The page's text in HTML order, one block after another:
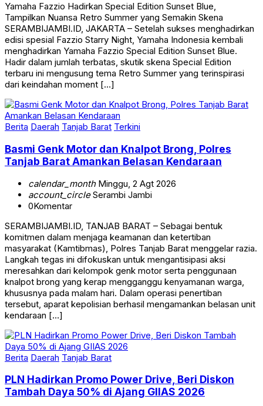
Yamaha Fazzio Hadirkan Special Edition Sunset Blue,
Tampilkan Nuansa Retro Summer yang Semakin Skena
SERAMBIJAMBI.ID, JAKARTA – Setelah sukses menghadirkan
edisi spesial Fazzio Starry Night, Yamaha Indonesia kembali
menghadirkan Yamaha Fazzio Special Edition Sunset Blue.
Hadir dalam jumlah terbatas, skutik skena Special Edition
terbaru ini mengusung tema Retro Summer yang terinspirasi
dari keindahan moment […]
Berita Daerah Tanjab Barat Terkini
Basmi Genk Motor dan Knalpot Brong, Polres
Tanjab Barat Amankan Belasan Kendaraan
calendar_monthMinggu, 2 Agt 2026
account_circleSerambi Jambi
0Komentar
SERAMBIJAMBI.ID, TANJAB BARAT – Sebagai bentuk
komitmen dalam menjaga keamanan dan ketertiban
masyarakat (Kamtibmas), Polres Tanjab Barat menggelar razia.
Langkah tegas ini difokuskan untuk mengantisipasi aksi
meresahkan dari kelompok genk motor serta penggunaan
knalpot brong yang kerap mengganggu kenyamanan warga,
khususnya pada malam hari. Dalam operasi penertiban
tersebut, aparat kepolisian berhasil mengamankan belasan unit
kendaraan […]
Berita Daerah Tanjab Barat
PLN Hadirkan Promo Power Drive, Beri Diskon
Tambah Daya 50% di Ajang GIIAS 2026